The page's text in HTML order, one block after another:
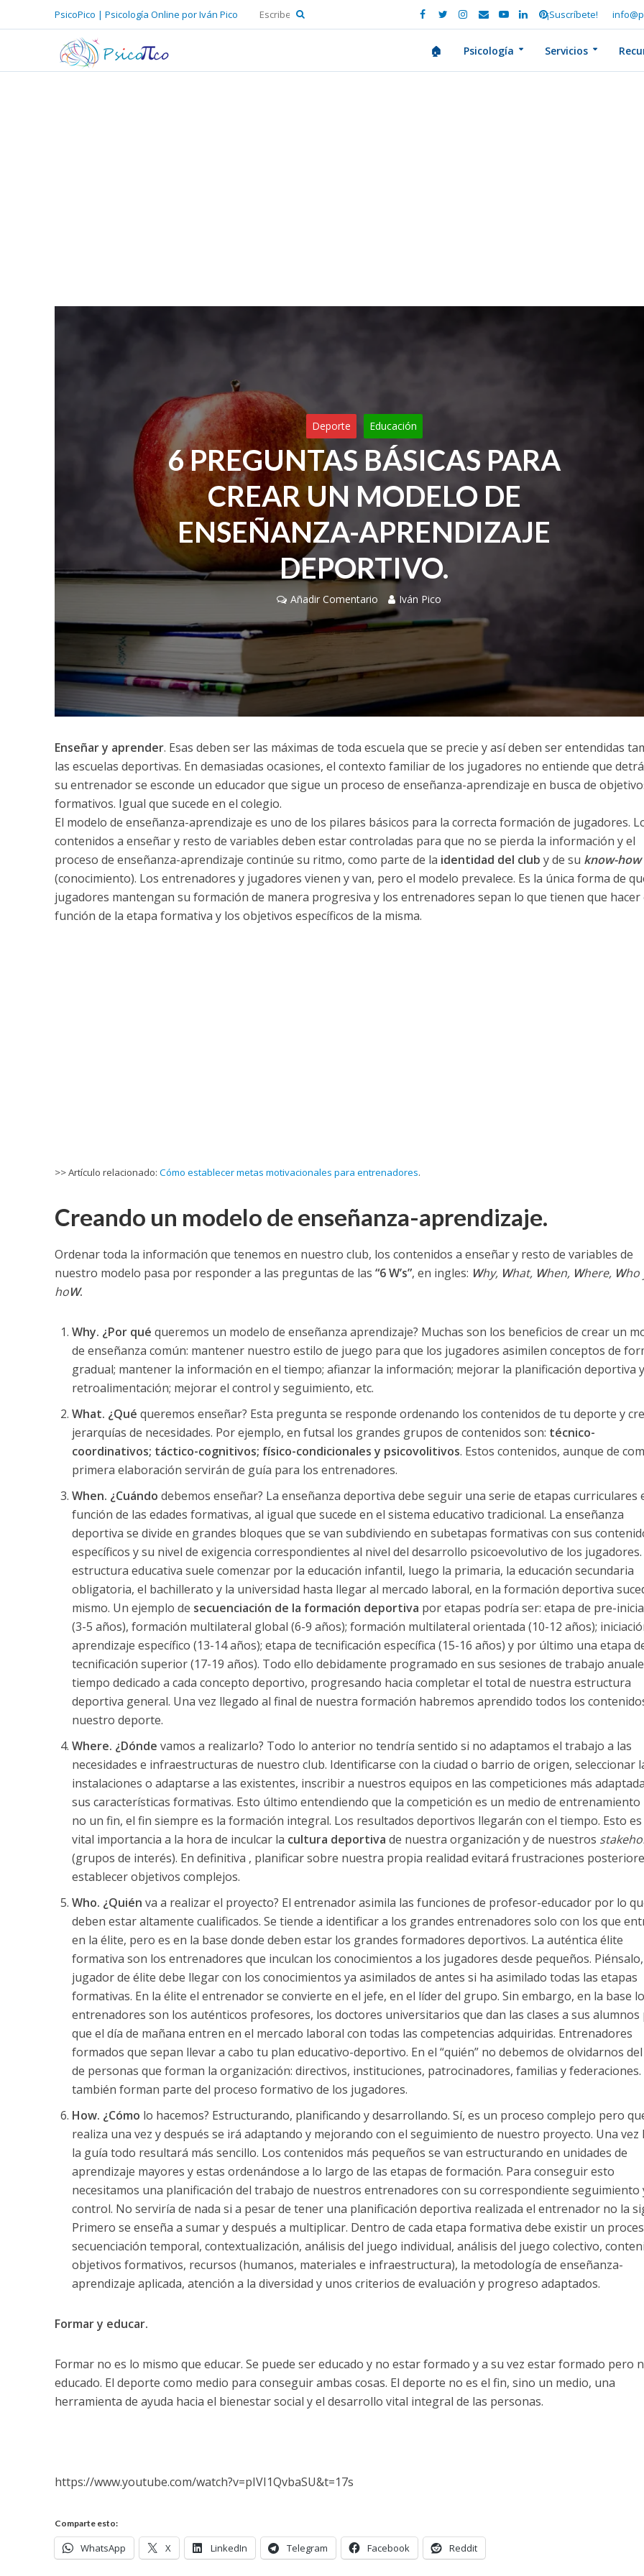
PsicoPico | Psicología Online por Iván Pico ¡Suscríbete!
🏠 Psicología Servicios
Deporte Educación
6 PREGUNTAS BÁSICAS PARA
CREAR UN MODELO DE
ENSEÑANZA-APRENDIZAJE
DEPORTIVO.
Añadir Comentario Iván Pico
Enseñar y aprender. Esas deben ser las máximas de toda escuela que se precie y así deben ser entendidas
las escuelas deportivas. En demasiadas ocasiones, el contexto familiar de los jugadores no entiende que
su entrenador se esconde un educador que sigue un proceso de enseñanza-aprendizaje en busca de
formativos. Igual que sucede en el colegio.
El modelo de enseñanza-aprendizaje es uno de los pilares básicos para la correcta formación de jugadores.
contenidos a enseñar y resto de variables deben estar controladas para que no se pierda la información y el
proceso de enseñanza-aprendizaje continúe su ritmo, como parte de la identidad del club y de su know-how
(conocimiento). Los entrenadores y jugadores vienen y van, pero el modelo prevalece. Es la única forma de
jugadores mantengan su formación de manera progresiva y los entrenadores sepan lo que tienen que hacer
función de la etapa formativa y los objetivos específicos de la misma.
>> Artículo relacionado: Cómo establecer metas motivacionales para entrenadores.
Creando un modelo de enseñanza-aprendizaje.
Ordenar toda la información que tenemos en nuestro club, los contenidos a enseñar y resto de variables de
nuestro modelo pasa por responder a las preguntas de las “6 W’s”, en ingles: Why, What, When, Where, Who
hoW.
Why. ¿Por qué queremos un modelo de enseñanza aprendizaje? Muchas son los beneficios de crear un
de enseñanza común: mantener nuestro estilo de juego para que los jugadores asimilen conceptos de
gradual; mantener la información en el tiempo; afianzar la información; mejorar la planificación deportiva
retroalimentación; mejorar el control y seguimiento, etc.
What. ¿Qué queremos enseñar? Esta pregunta se responde ordenando los contenidos de tu deporte y
jerarquías de necesidades. Por ejemplo, en futsal los grandes grupos de contenidos son: técnico-
coordinativos; táctico-cognitivos; físico-condicionales y psicovolitivos. Estos contenidos, aunque de
primera elaboración servirán de guía para los entrenadores.
When. ¿Cuándo debemos enseñar? La enseñanza deportiva debe seguir una serie de etapas curriculares
función de las edades formativas, al igual que sucede en el sistema educativo tradicional. La enseñanza
deportiva se divide en grandes bloques que se van subdiviendo en subetapas formativas con sus
específicos y su nivel de exigencia correspondientes al nivel del desarrollo psicoevolutivo de los jugadores.
estructura educativa suele comenzar por la educación infantil, luego la primaria, la educación secundaria
obligatoria, el bachillerato y la universidad hasta llegar al mercado laboral, en la formación deportiva
mismo. Un ejemplo de secuenciación de la formación deportiva por etapas podría ser: etapa de pre-
(3-5 años), formación multilateral global (6-9 años); formación multilateral orientada (10-12 años);
aprendizaje específico (13-14 años); etapa de tecnificación específica (15-16 años) y por último una etapa
tecnificación superior (17-19 años). Todo ello debidamente programado en sus sesiones de trabajo
tiempo dedicado a cada concepto deportivo, progresando hacia completar el total de nuestra estructura
deportiva general. Una vez llegado al final de nuestra formación habremos aprendido todos los
nuestro deporte.
Where. ¿Dónde vamos a realizarlo? Todo lo anterior no tendría sentido si no adaptamos el trabajo a las
necesidades e infraestructuras de nuestro club. Identificarse con la ciudad o barrio de origen, seleccionar
instalaciones o adaptarse a las existentes, inscribir a nuestros equipos en las competiciones más
sus características formativas. Esto último entendiendo que la competición es un medio de entrenamiento
no un fin, el fin siempre es la formación integral. Los resultados deportivos llegarán con el tiempo. Esto es
vital importancia a la hora de inculcar la cultura deportiva de nuestra organización y de nuestros
(grupos de interés). En definitiva , planificar sobre nuestra propia realidad evitará frustraciones
establecer objetivos complejos.
Who. ¿Quién va a realizar el proyecto? El entrenador asimila las funciones de profesor-educador por lo
deben estar altamente cualificados. Se tiende a identificar a los grandes entrenadores solo con los que
en la élite, pero es en la base donde deben estar los grandes formadores deportivos. La auténtica élite
formativa son los entrenadores que inculcan los conocimientos a los jugadores desde pequeños.
jugador de élite debe llegar con los conocimientos ya asimilados de antes si ha asimilado todas las etapas
formativas. En la élite el entrenador se convierte en el jefe, en el líder del grupo. Sin embargo, en la base
entrenadores son los auténticos profesores, los doctores universitarios que dan las clases a sus alumnos
que el día de mañana entren en el mercado laboral con todas las competencias adquiridas. Entrenadores
formados que sepan llevar a cabo tu plan educativo-deportivo. En el “quién” no debemos de olvidarnos
de personas que forman la organización: directivos, instituciones, patrocinadores, familias y federaciones.
también forman parte del proceso formativo de los jugadores.
How. ¿Cómo lo hacemos? Estructurando, planificando y desarrollando. Sí, es un proceso complejo pero
realiza una vez y después se irá adaptando y mejorando con el seguimiento de nuestro proyecto. Una vez
la guía todo resultará más sencillo. Los contenidos más pequeños se van estructurando en unidades de
aprendizaje mayores y estas ordenándose a lo largo de las etapas de formación. Para conseguir esto
necesitamos una planificación del trabajo de nuestros entrenadores con su correspondiente seguimiento
control. No serviría de nada si a pesar de tener una planificación deportiva realizada el entrenador no la
Primero se enseña a sumar y después a multiplicar. Dentro de cada etapa formativa debe existir un
secuenciación temporal, contextualización, análisis del juego individual, análisis del juego colectivo,
objetivos formativos, recursos (humanos, materiales e infraestructura), la metodología de enseñanza-
aprendizaje aplicada, atención a la diversidad y unos criterios de evaluación y progreso adaptados.
Formar y educar.
Formar no es lo mismo que educar. Se puede ser educado y no estar formado y a su vez estar formado pero
educado. El deporte como medio para conseguir ambas cosas. El deporte no es el fin, sino un medio, una
herramienta de ayuda hacia el bienestar social y el desarrollo vital integral de las personas.
https://www.youtube.com/watch?v=pIVI1QvbaSU&t=17s
Comparte esto:
WhatsApp X LinkedIn Telegram Facebook Reddit